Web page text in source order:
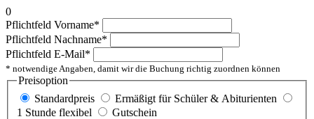
0
Pflichtfeld Vorname*
Pflichtfeld Nachname*
Pflichtfeld E-Mail*
* notwendige Angaben, damit wir die Buchung richtig zuordnen können
Preisoption
Standardpreis
Ermäßigt für Schüler & Abiturienten
1 Stunde flexibel
Gutschein